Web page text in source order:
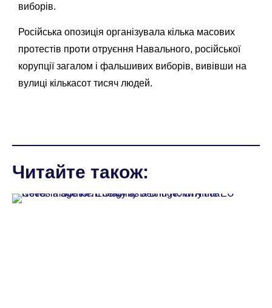
виборів.
Російська опозиція організувала кілька масових
протестів проти отруєння Навального, російської
корупції загалом і фальшивих виборів, вивівши на
вулиці кількасот тисяч людей.
Читайте також: